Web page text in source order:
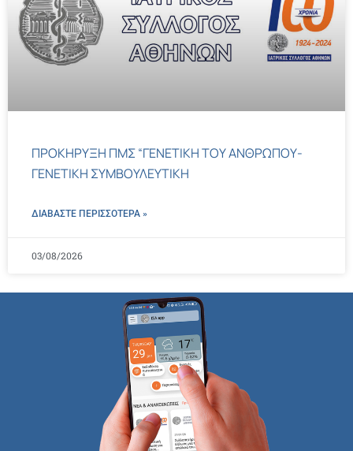
ΠΡΟΚΗΡΥΞΗ ΠΜΣ “ΓΕΝΕΤΙΚΗ ΤΟΥ ΑΝΘΡΩΠΟΥ-
ΓΕΝΕΤΙΚΗ ΣΥΜΒΟΥΛΕΥΤΙΚΗ
ΔΙΑΒΑΣΤΕ ΠΕΡΙΣΣΌΤΕΡΑ »
03/08/2026